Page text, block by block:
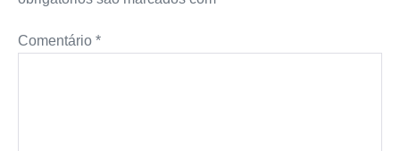
Comentário *